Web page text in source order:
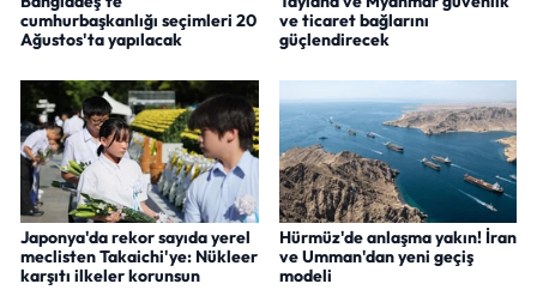
cumhurbaşkanlığı seçimleri 20
Ağustos'ta yapılacak
ve ticaret bağlarını
güçlendirecek
Japonya'da rekor sayıda yerel
meclisten Takaichi'ye: Nükleer
karşıtı ilkeler korunsun
Hürmüz'de anlaşma yakın! İran
ve Umman'dan yeni geçiş
modeli